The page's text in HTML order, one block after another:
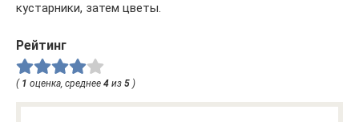
кустарники, затем цветы.
Рейтинг
( 1 оценка, среднее 4 из 5 )